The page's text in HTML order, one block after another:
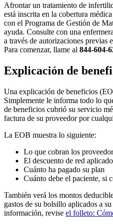
Afrontar un tratamiento de
está inscrita en la cobertura
con el Programa de Gestión de
ayuda. Consulte con una
a través de autorizaciones previas
Para comenzar, llame al 844-604-
Explicación de
Una explicación de beneficios
Simplemente le informa todo lo
de beneficios cubrió su servicio
factura de su proveedor por
La EOB muestra lo siguiente:
Lo que cobran los
El descuento de red aplicado
Cuánto ha pagado su plan
Cuánto debe el paciente, si
También verá los montos
gastos de su bolsillo aplicados a
información, revise el folleto: